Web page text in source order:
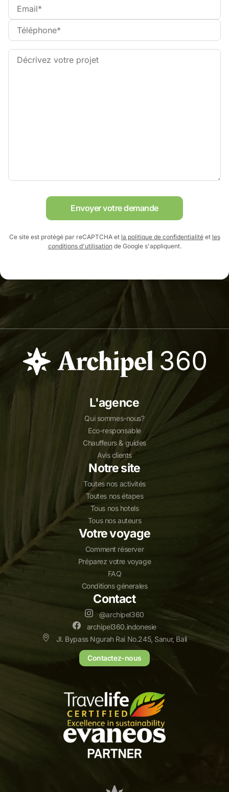
Envoyer votre demande
Ce site est protégé par reCAPTCHA et la politique de confidentialitéet les
conditions d'utilisationde Google s'appliquent.
L'agence
Qui sommes-nous?
Eco-responsable
Chauffeurs & guides
Avis clients
Notre site
Toutes nos activités
Toutes nos étapes
Tous nos hotels
Tous nos auteurs
Votre voyage
Comment réserver
Préparez votre voyage
FAQ
Conditions génerales
Contact
@archipel360
archipel360.indonesie
Jl. Bypass Ngurah Rai No.245, Sanur, Bali
Contactez-nous